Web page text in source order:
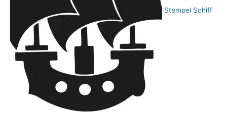
Stempel Schiff